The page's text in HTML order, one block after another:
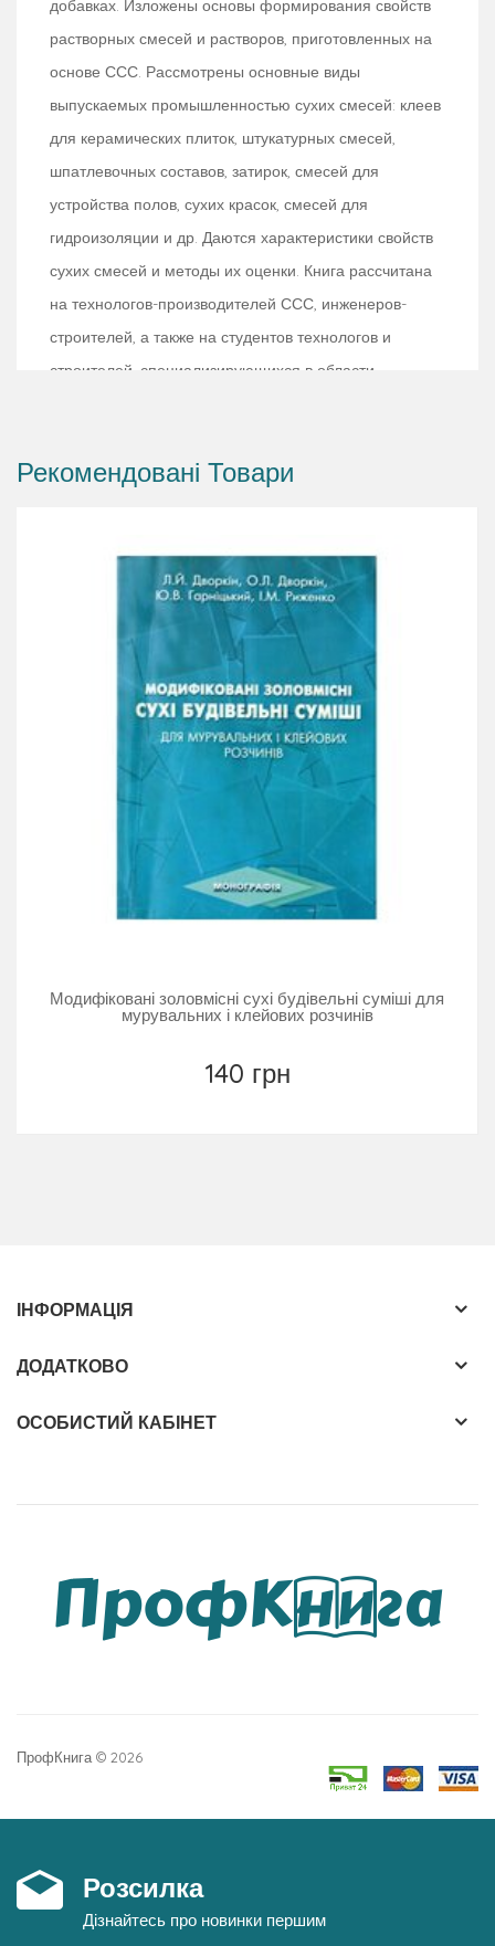
добавках. Изложены основы формирования свойств
растворных смесей и растворов, приготовленных на
основе ССС. Рассмотрены основные виды
выпускаемых промышленностью сухих смесей: клеев
для керамических плиток, штукатурных смесей,
шпатлевочных составов, затирок, смесей для
устройства полов, сухих красок, смесей для
гидроизоляции и др. Даются характеристики свойств
сухих смесей и методы их оценки. Книга рассчитана
на технологов-производителей ССС, инженеров-
строителей, а также на студентов технологов и
строителей, специализирующихся в области
Рекомендовані Товари
Модифіковані золовмісні сухі будівельні суміші для
мурувальних і клейових розчинів
140 грн
ІНФОРМАЦІЯ
ДОДАТКОВО
ОСОБИСТИЙ КАБІНЕТ
ПрофКнига © 2026
Розсилка
Дізнайтесь про новинки першим